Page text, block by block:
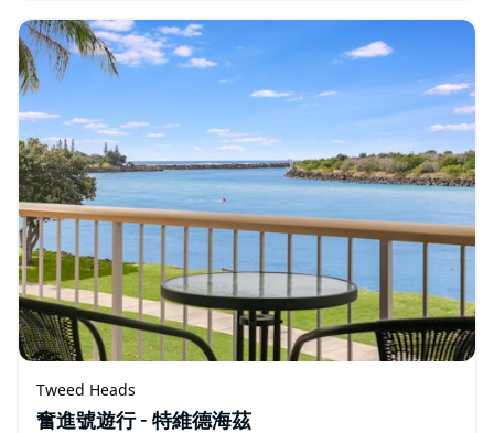
Tweed Heads
奮進號遊行 - 特維德海茲